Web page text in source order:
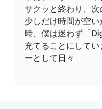
サクッと終わり、
少しだけ時間が空
時、僕は迷わず「
充てることにして
ーとして日々